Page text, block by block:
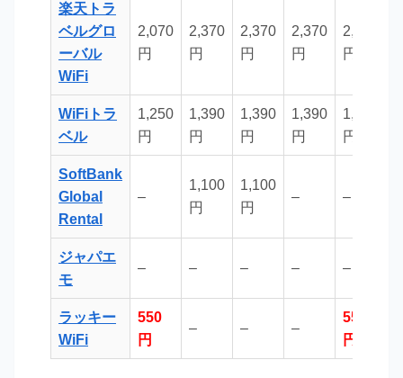
楽天トラ
ベルグロ
ーバル
WiFi
2,070
円
2,370
円
2,370
円
2,370
円
2,070
円
WiFiトラ
ベル
1,250
円
1,390
円
1,390
円
1,390
円
1,250
円
SoftBank
Global
Rental
–
1,100
円
1,100
円
– –
ジャパエ
モ
– – – – –
ラッキー
WiFi
550
円
– – –
550
円